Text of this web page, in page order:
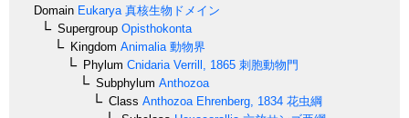
Domain Eukarya 真核生物ドメイン
Supergroup Opisthokonta
Kingdom Animalia 動物界
Phylum Cnidaria Verrill, 1865 刺胞動物門
Subphylum Anthozoa
Class Anthozoa Ehrenberg, 1834 花虫綱